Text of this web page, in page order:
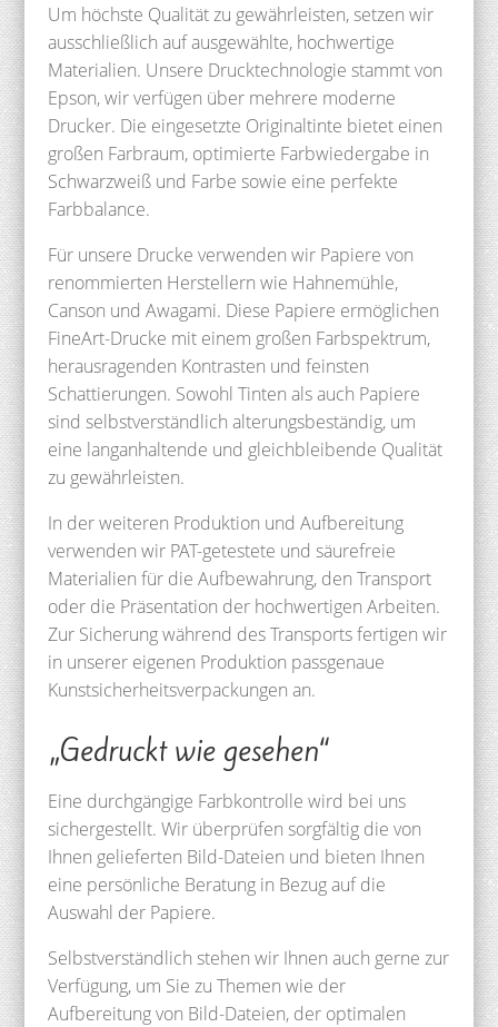
Um höchste Qualität zu gewährleisten, setzen wir
ausschließlich auf ausgewählte, hochwertige
Materialien. Unsere Drucktechnologie stammt von
Epson, wir verfügen über mehrere moderne
Drucker. Die eingesetzte Originaltinte bietet einen
großen Farbraum, optimierte Farbwiedergabe in
Schwarzweiß und Farbe sowie eine perfekte
Farbbalance.
Für unsere Drucke verwenden wir Papiere von
renommierten Herstellern wie Hahnemühle,
Canson und Awagami. Diese Papiere ermöglichen
FineArt-Drucke mit einem großen Farbspektrum,
herausragenden Kontrasten und feinsten
Schattierungen. Sowohl Tinten als auch Papiere
sind selbstverständlich alterungsbeständig, um
eine langanhaltende und gleichbleibende Qualität
zu gewährleisten.
In der weiteren Produktion und Aufbereitung
verwenden wir PAT-getestete und säurefreie
Materialien für die Aufbewahrung, den Transport
oder die Präsentation der hochwertigen Arbeiten.
Zur Sicherung während des Transports fertigen wir
in unserer eigenen Produktion passgenaue
Kunstsicherheitsverpackungen an.
„Gedruckt wie gesehen“
Eine durchgängige Farbkontrolle wird bei uns
sichergestellt. Wir überprüfen sorgfältig die von
Ihnen gelieferten Bild-Dateien und bieten Ihnen
eine persönliche Beratung in Bezug auf die
Auswahl der Papiere.
Selbstverständlich stehen wir Ihnen auch gerne zur
Verfügung, um Sie zu Themen wie der
Aufbereitung von Bild-Dateien, der optimalen